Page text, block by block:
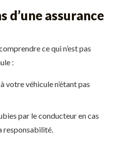
d’une assurance
ce qui n’est pas
:
votre véhicule n’étant pas
par le conducteur en cas
responsabilité.